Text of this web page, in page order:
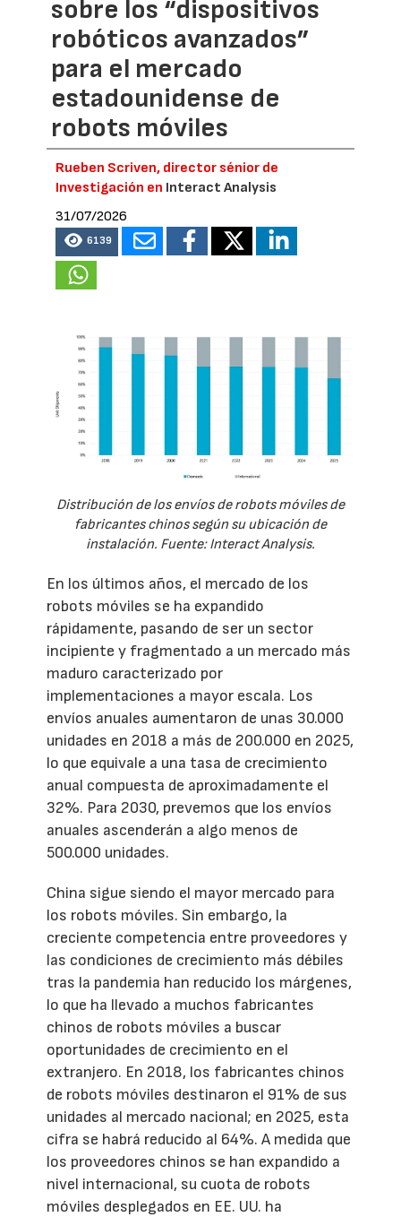
sobre los “dispositivos
robóticos avanzados”
para el mercado
estadounidense de
robots móviles
Rueben Scriven, director sénior de
Investigación en Interact Analysis
31/07/2026
6139
Distribución de los envíos de robots móviles de
fabricantes chinos según su ubicación de
instalación. Fuente: Interact Analysis.
En los últimos años, el mercado de los
robots móviles se ha expandido
rápidamente, pasando de ser un sector
incipiente y fragmentado a un mercado más
maduro caracterizado por
implementaciones a mayor escala. Los
envíos anuales aumentaron de unas 30.000
unidades en 2018 a más de 200.000 en 2025,
lo que equivale a una tasa de crecimiento
anual compuesta de aproximadamente el
32%. Para 2030, prevemos que los envíos
anuales ascenderán a algo menos de
500.000 unidades.
China sigue siendo el mayor mercado para
los robots móviles. Sin embargo, la
creciente competencia entre proveedores y
las condiciones de crecimiento más débiles
tras la pandemia han reducido los márgenes,
lo que ha llevado a muchos fabricantes
chinos de robots móviles a buscar
oportunidades de crecimiento en el
extranjero. En 2018, los fabricantes chinos
de robots móviles destinaron el 91% de sus
unidades al mercado nacional; en 2025, esta
cifra se habrá reducido al 64%. A medida que
los proveedores chinos se han expandido a
nivel internacional, su cuota de robots
móviles desplegados en EE. UU. ha